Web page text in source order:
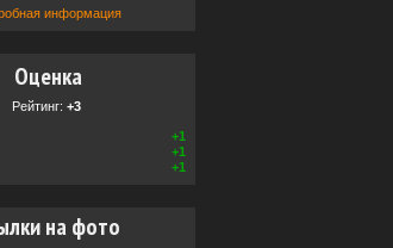
информация
Оценка
Рейтинг: +3
+1
+1
+1
на фото